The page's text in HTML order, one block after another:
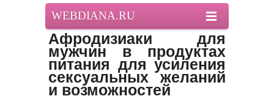
WEBDIANA.RU
Афродизиаки для
мужчин в продуктах
питания для усиления
сексуальных желаний
и возможностей